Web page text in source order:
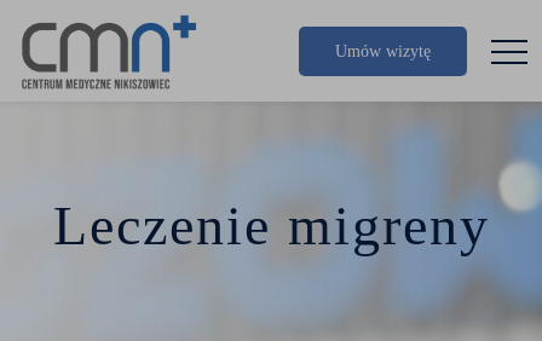
Umów wizytę
Leczenie migreny